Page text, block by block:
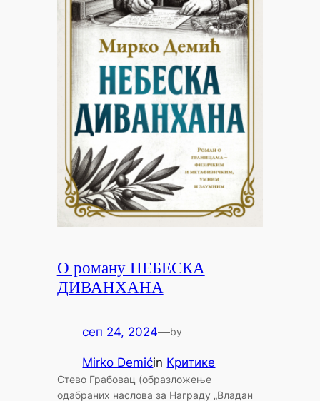
О роману НЕБЕСКА
ДИВАНХАНА
сеп 24, 2024—by
Mirko Demićin Критике
Стево Грабовац (образложење
одабраних наслова за Награду „Владан